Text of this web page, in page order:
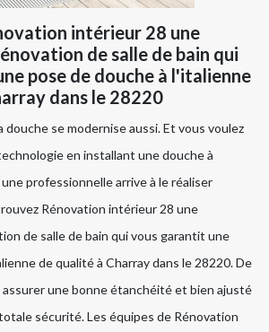
intérieur 28 une
de salle de bain qui
pose de douche à l'italienne
dans le 28220
douche se modernise aussi. Et vous voulez
en installant une douche à
professionnelle arrive à le réaliser
Rénovation intérieur 28 une
de salle de bain qui vous garantit une
de qualité à Charray dans le 28220. De
une bonne étanchéité et bien ajusté
sécurité. Les équipes de Rénovation